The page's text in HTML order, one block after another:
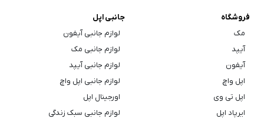
فروشگاه
مک
آیپد
آیفون
اپل واچ
اپل تی وی
ایرپاد اپل
جانبی اپل
لوازم جانبی آیفون
لوازم جانبی مک
لوازم جانبی آیپد
لوازم جانبی اپل واچ
اورجینال اپل
لوازم جانبی سبک زندگی